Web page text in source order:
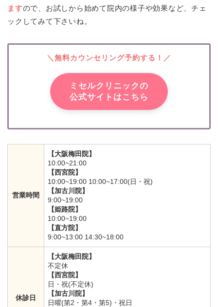
ますので、お試しから始めて院内の様子や効果など、チェ
ックしてみて下さいね。
＼無料カウンセリング予約する！／
ミセルクリニックの
公式サイトはこちら
営業時間
【大阪梅田院】
10:00~21:00
【西宮院】
10:00~19:00 10:00~17:00(日・祝)
【加古川院】
9:00~19:00
【姫路院】
10:00~19:00
【直方院】
9:00~13:00 14:30~18:00
休診日
【大阪梅田院】
不定休
【西宮院】
日・祝(不定休)
【加古川院】
日曜(第2・第4・第5)・祝日